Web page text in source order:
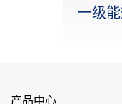
一级
产品中心